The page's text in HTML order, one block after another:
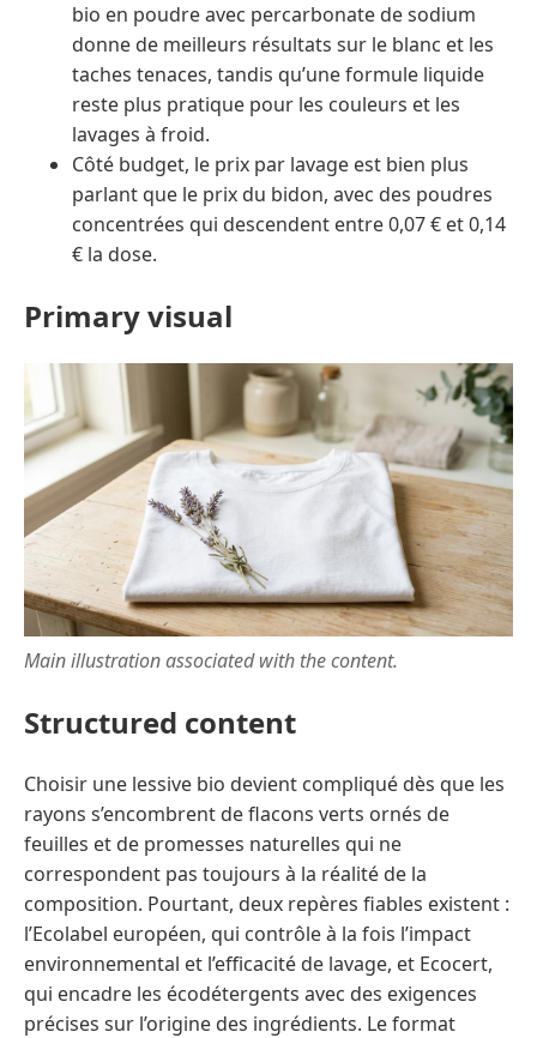
bio en poudre avec percarbonate de sodium
donne de meilleurs résultats sur le blanc et les
taches tenaces, tandis qu’une formule liquide
reste plus pratique pour les couleurs et les
lavages à froid.
Côté budget, le prix par lavage est bien plus
parlant que le prix du bidon, avec des poudres
concentrées qui descendent entre 0,07 € et 0,14
€ la dose.
Primary visual
Main illustration associated with the content.
Structured content
Choisir une lessive bio devient compliqué dès que les
rayons s’encombrent de flacons verts ornés de
feuilles et de promesses naturelles qui ne
correspondent pas toujours à la réalité de la
composition. Pourtant, deux repères fiables existent :
l’Ecolabel européen, qui contrôle à la fois l’impact
environnemental et l’efficacité de lavage, et Ecocert,
qui encadre les écodétergents avec des exigences
précises sur l’origine des ingrédients. Le format